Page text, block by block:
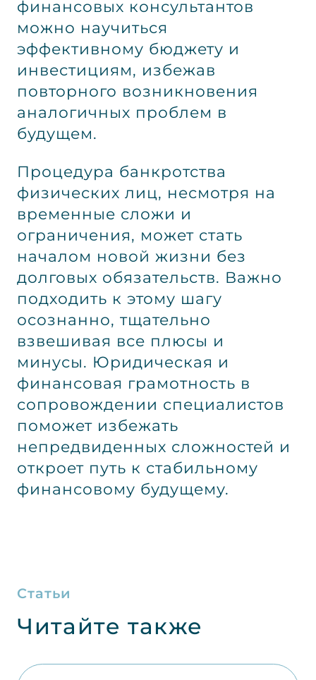
финансовых консультантов
можно научиться
эффективному бюджету и
инвестициям, избежав
повторного возникновения
аналогичных проблем в
будущем.
Процедура банкротства
физических лиц, несмотря на
временные сложи и
ограничения, может стать
началом новой жизни без
долговых обязательств. Важно
подходить к этому шагу
осознанно, тщательно
взвешивая все плюсы и
минусы. Юридическая и
финансовая грамотность в
сопровождении специалистов
поможет избежать
непредвиденных сложностей и
откроет путь к стабильному
финансовому будущему.
Статьи
Читайте также